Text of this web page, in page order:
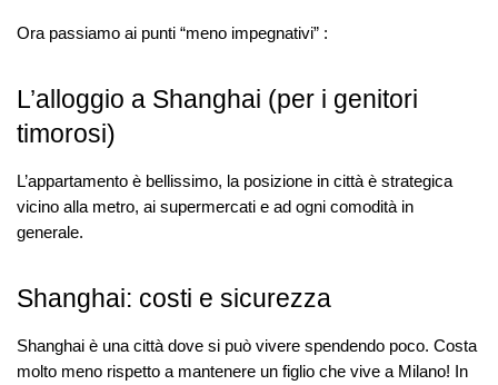
Ora passiamo ai punti “meno impegnativi” :
L’alloggio a Shanghai (per i genitori
timorosi)
L’appartamento è bellissimo, la posizione in città è strategica
vicino alla metro, ai supermercati e ad ogni comodità in
generale.
Shanghai: costi e sicurezza
Shanghai è una città dove si può vivere spendendo poco. Costa
molto meno rispetto a mantenere un figlio che vive a Milano! In